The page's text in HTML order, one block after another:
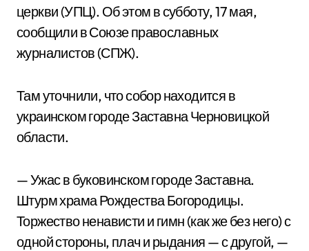
церкви (УПЦ). Об этом в субботу, 17 мая,
сообщили в Союзе православных
журналистов (СПЖ).
Там уточнили, что собор находится в
украинском городе Заставна Черновицкой
области.
— Ужас в буковинском городе Заставна.
Штурм храма Рождества Богородицы.
Торжество ненависти и гимн (как же без него) с
одной стороны, плач и рыдания — с другой, —